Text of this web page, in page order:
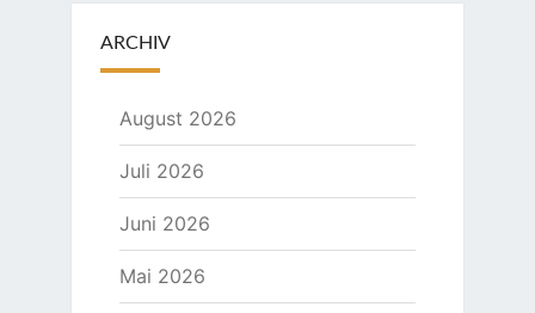
ARCHIV
August 2026
Juli 2026
Juni 2026
Mai 2026